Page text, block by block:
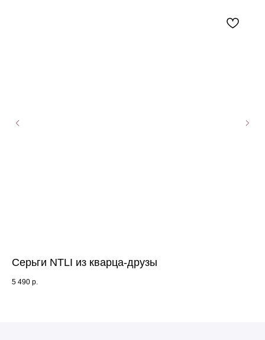
Серьги NTLI из кварца-друзы
5 490 р.